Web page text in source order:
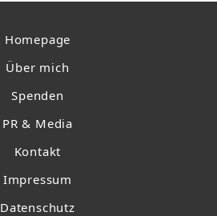
Homepage
Über mich
Spenden
PR & Media
Kontakt
Impressum
Datenschutz